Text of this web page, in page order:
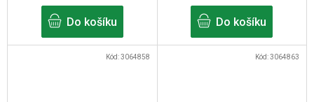
Do košíku Do košíku
Kód:3064858 Kód:3064863